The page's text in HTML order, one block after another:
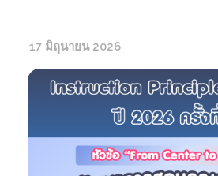
17 มิถุนายน 2026